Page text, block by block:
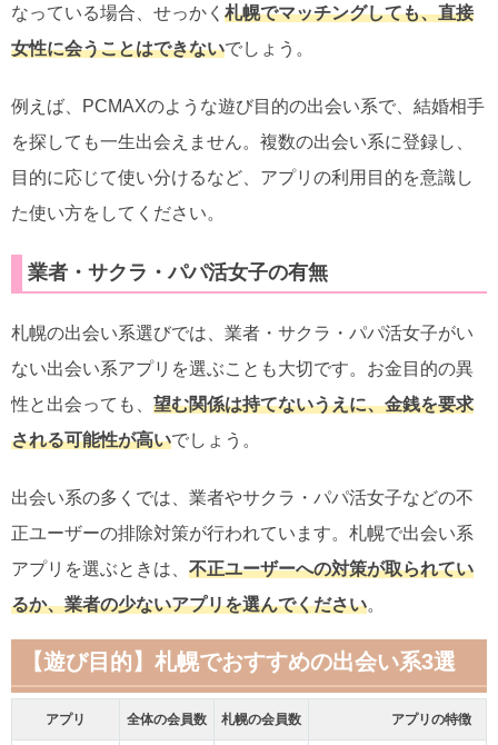
なっている場合、せっかく 札幌でマッチングしても、直接
女性に会うことはできないでしょう。
例えば、PCMAXのような遊び目的の出会い系で、結婚相手
を探しても一生出会えません。複数の出会い系に登録し、
目的に応じて使い分けるなど、アプリの利用目的を意識し
た使い方をしてください。
業者・サクラ・パパ活女子の有無
札幌の出会い系選びでは、 業者・サクラ・パパ活女子がい
ない出会い系アプリを選ぶことも大切です。お金目的の異
性と出会っても、 望む関係は持てないうえに、金銭を要求
される可能性が高いでしょう。
出会い系の多くでは、業者やサクラ・パパ活女子などの不
正ユーザーの排除対策が行われています。札幌で出会い系
アプリを選ぶときは、 不正ユーザーへの対策が取られてい
るか、業者の少ないアプリを選んでください。
【遊び目的】札幌でおすすめの出会い系3選​
アプリ 全体の会員数 札幌の会員数 アプリの特徴